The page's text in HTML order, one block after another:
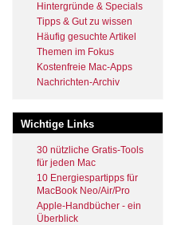
Hintergründe & Specials
Tipps & Gut zu wissen
Häufig gesuchte Artikel
Themen im Fokus
Kostenfreie Mac-Apps
Nachrichten-Archiv
Wichtige Links
30 nützliche Gratis-Tools
für jeden Mac
10 Energiespartipps für
MacBook Neo/Air/Pro
Apple-Handbücher - ein
Überblick